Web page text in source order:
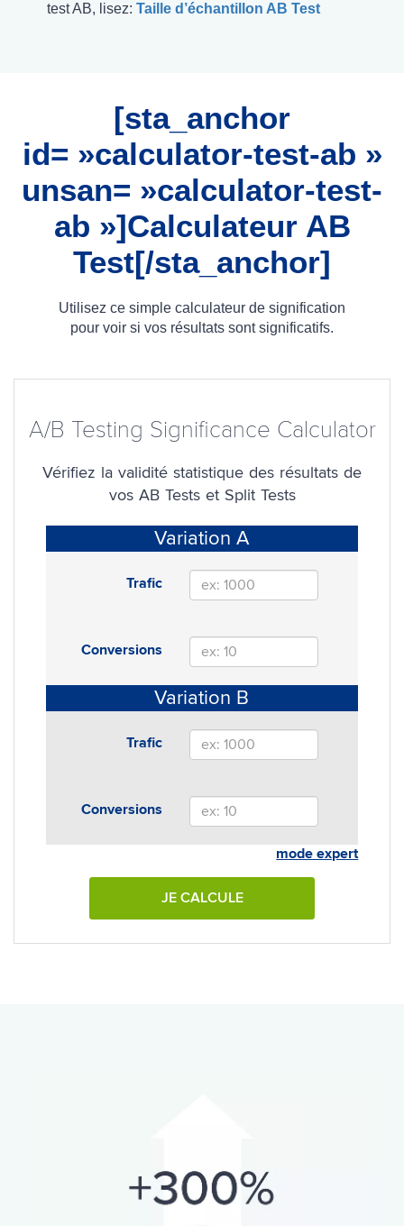
test AB, lisez:Taille d’échantillon AB Test
[sta_anchor
id= »calculator-test-ab »
unsan= »calculator-test-
ab »]Calculateur AB
Test[/sta_anchor]
Utilisez ce simple calculateur de signification
pour voir si vos résultats sont significatifs.